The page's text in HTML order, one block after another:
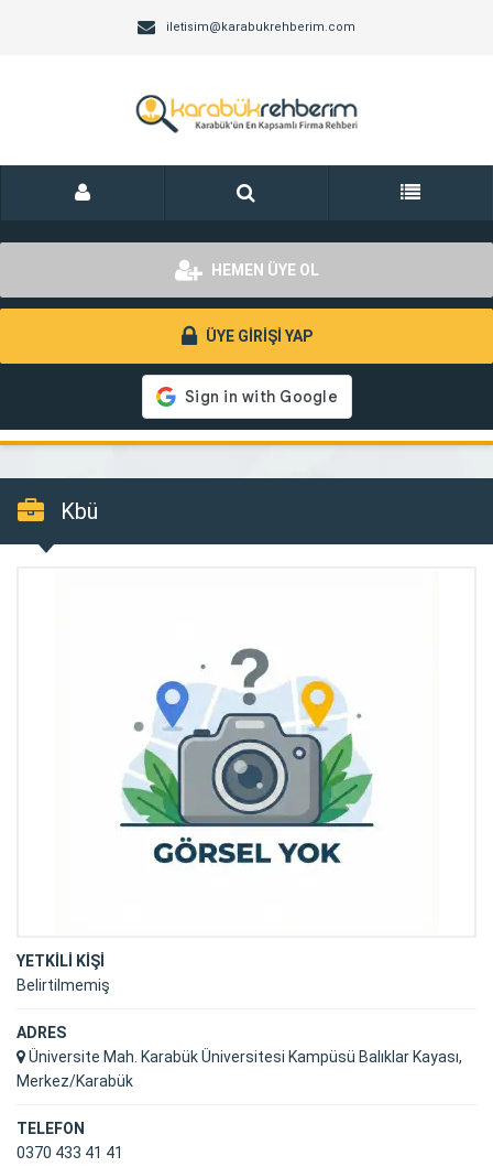
iletisim@karabukrehberim.com
HEMEN ÜYE OL
ÜYE GİRİŞİ YAP
Kbü
YETKİLİ KİŞİ
Belirtilmemiş
ADRES
Üniversite Mah. Karabük Üniversitesi Kampüsü Balıklar Kayası,
Merkez/Karabük
TELEFON
0370 433 41 41